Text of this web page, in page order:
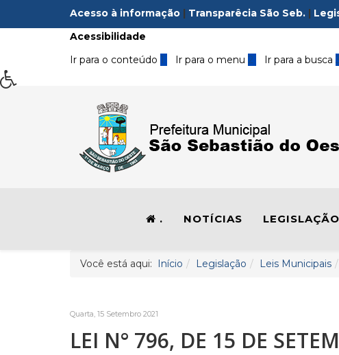
Acesso à informação | Transparêcia São Seb. |
Acessibilidade
Ir para o conteúdo 1 Ir para o menu 2 Ir para a busca
. NOTÍCIAS LEGISLAÇÃO
Você está aqui: Início Legislação Leis Municipais
Quarta, 15 Setembro 2021
LEI N° 796, DE 15 DE